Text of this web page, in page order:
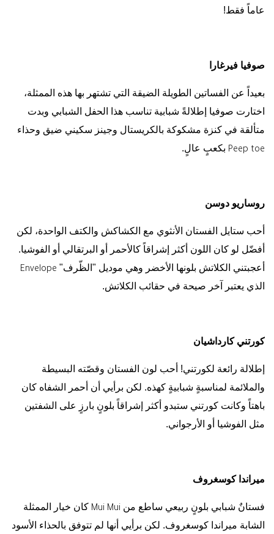
عاماً فقط!
صوفيا فيرغارا
بعيداً عن الفساتين الطويلة الضيقة التي تشتهر بها هذه الممثلة،
اختارت صوفيا إطلالةً شبابية تناسب هذا الحفل الشبابي وبدت
متألقة في كنزة مشكوكة بالكريستال وجينز سكيني ضيق وحذاء
Peep toe بكعبٍ عالٍ.
روساريو دوسن
أحب ستايل الفستان الأنثوي مع الكشاكش والكتف الواحدة، لكن
أفضّل لو كان اللون أكثر إشراقاً كالأحمر أو البرتقالي أو الفوشيا.
أعجبتني الكلاتش بلونها الأخضر وهي موديل "الظّرف" Envelope
الذي يعتبر آخر صيحة في حقائب الكلاتش.
كورتني كارداشيان
إطلالة رائعة لكورتني! أحب لون الفستان وقصّته البسيطة
والملائمة لمناسبةٍ شبابيةٍ كهذه. لكن برأيي أن أحمر الشفاه كان
باهتاً وكانت كورتني ستبدو أكثر إشراقاً بلونٍ بارزٍ على الشفتين
مثل الفوشيا أو الأرجواني.
ميراندا كوسغروف
فستانٌ شبابي بلونٍ ربيعي ساطع من Mui Mui كان خيار الممثلة
الشابة ميراندا كوسغروف. لكن برأيي أنها لم تتوفق بالحذاء الأسود